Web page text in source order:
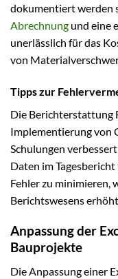
dokumentiert werden
Abrechnung und eine
unerlässlich für das
von
Tipps zur
Die Berichterstattung
Implementierung von
Schulungen
Daten im
Fehler zu minimieren,
Berichtswesens erhöht.
Anpassung der
Bauprojekte
Die Anpassung einer